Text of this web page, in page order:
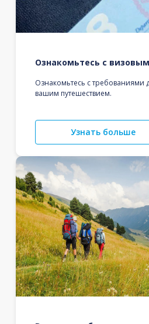
Ознакомьтесь с
Ознакомьтесь с требованиями
вашим путешествием.
Узнать больше